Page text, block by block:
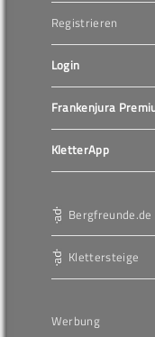
Registrieren
Login
Frankenjura
KletterApp
Bergfreunde.de
Klettersteige
Werbung